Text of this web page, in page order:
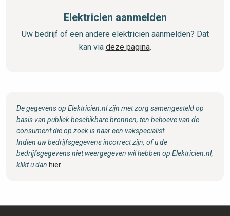
Elektricien aanmelden
Uw bedrijf of een andere elektricien aanmelden? Dat
kan via deze pagina.
De gegevens op Elektricien.nl zijn met zorg samengesteld op
basis van publiek beschikbare bronnen, ten behoeve van de
consument die op zoek is naar een vakspecialist.
Indien uw bedrijfsgegevens incorrect zijn, of u de
bedrijfsgegevens niet weergegeven wil hebben op Elektricien.nl,
klikt u dan hier